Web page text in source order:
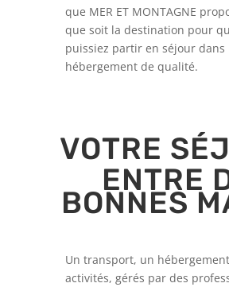
que MER ET MONTAGNE
que soit la destination pour
puissiez partir en séjour dans
hébergement de qualité.
VOTRE
ENTRE
BONNES
Un transport, un
activités, gérés par des